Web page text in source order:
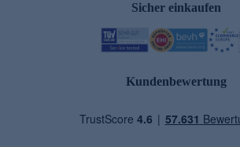
Sicher einkaufen
Kundenbewertung